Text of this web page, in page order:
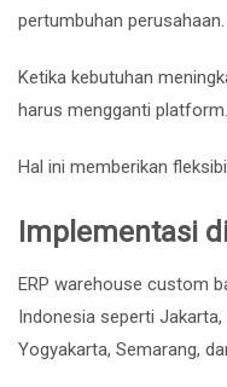
pertumbuhan perusahaan.
Ketika kebutuhan
harus mengganti platform.
Hal ini memberikan
Implementasi
ERP warehouse custom
Indonesia seperti Jakarta,
Yogyakarta, Semarang,